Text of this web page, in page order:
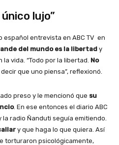
lujo”
español entrevista en ABC TV en
del mundo es la libertad y
vida. “Todo por la libertad. No
decir que uno piensa”, reflexionó.
preso y le mencionó que su
. En ese entonces el diario ABC
radio Ñanduti seguía emitiendo.
y que haga lo que quiera. Así
torturaron psicológicamente,